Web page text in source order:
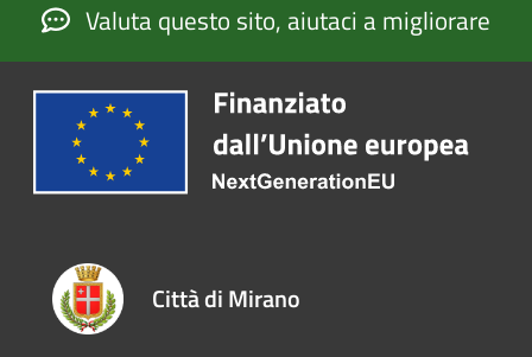
Valuta questo sito, aiutaci a migliorare
Città di Mirano